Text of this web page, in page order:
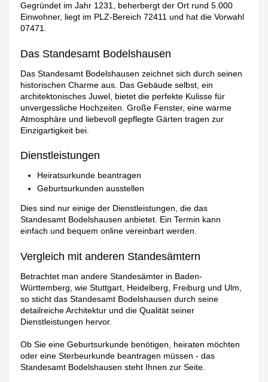
Gegründet im Jahr 1231, beherbergt der Ort rund 5.000
Einwohner, liegt im PLZ-Bereich 72411 und hat die Vorwahl
07471.
Das Standesamt Bodelshausen
Das Standesamt Bodelshausen zeichnet sich durch seinen
historischen Charme aus. Das Gebäude selbst, ein
architektonisches Juwel, bietet die perfekte Kulisse für
unvergessliche Hochzeiten. Große Fenster, eine warme
Atmosphäre und liebevoll gepflegte Gärten tragen zur
Einzigartigkeit bei.
Dienstleistungen
Heiratsurkunde beantragen
Geburtsurkunden ausstellen
Dies sind nur einige der Dienstleistungen, die das
Standesamt Bodelshausen anbietet. Ein Termin kann
einfach und bequem online vereinbart werden.
Vergleich mit anderen Standesämtern
Betrachtet man andere Standesämter in Baden-
Württemberg, wie Stuttgart, Heidelberg, Freiburg und Ulm,
so sticht das Standesamt Bodelshausen durch seine
detailreiche Architektur und die Qualität seiner
Dienstleistungen hervor.
Ob Sie eine Geburtsurkunde benötigen, heiraten möchten
oder eine Sterbeurkunde beantragen müssen - das
Standesamt Bodelshausen steht Ihnen zur Seite.